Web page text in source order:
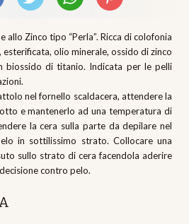
Zinco tipo “Perla”. Ricca di colofonia
olio minerale, ossido di zinco
biossido di titanio. Indicata per le pelli
nel fornello scaldacera, attendere la
e mantenerlo ad una temperatura di
la cera sulla parte da depilare nel
in sottilissimo strato. Collocare una
sullo strato di cera facendola aderire
contro pelo.